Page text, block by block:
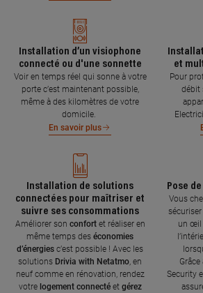
Installation d’un visiophone
connecté ou d'une sonnette
Voir en temps réel qui sonne à votre
porte c’est maintenant possible,
même à des kilomètres de votre
domicile.
En savoir plus
et
Pour
débit
Installation de solutions
connectées pour maîtriser et
suivre ses consommations
Améliorer son confort et réaliser en
même temps des économies
d’énergies c’est possible ! Avec les
solutions Drivia with Netatmo , en
neuf comme en rénovation, rendez
votre logement connecté et gérez
Pose
Vous
un œil
Security